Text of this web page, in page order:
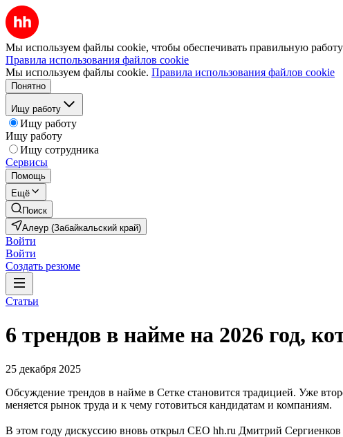
Мы используем файлы cookie, чтобы обеспечивать правильную
Правила использования файлов cookie
Мы используем файлы cookie. Правила использования файлов cookie
Понятно
Ищу работу
Ищу работу
Ищу работу
Ищу сотрудника
Сервисы
Помощь
Ещё
Поиск
Алеур (Забайкальский край)
Войти
Войти
Создать резюме
Статьи
6 трендов в найме на 2026 год,
25 декабря 2025
Обсуждение трендов в найме в Сетке становится традицией. Уже
меняется рынок труда и к чему готовиться кандидатам и компаниям.
В этом году дискуссию вновь открыл CEO hh.ru Дмитрий